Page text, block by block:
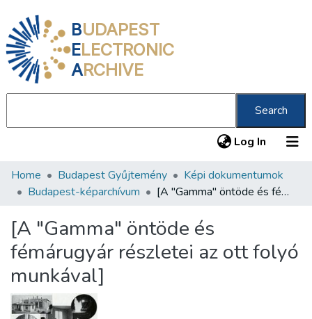
BUDAPEST
ELECTRONIC
ARCHIVE
Search
Log In (current)
Communities & Collections
Statistics
About us
Home Budapest Gyűjtemény
Képi dokumentumok
Budapest-képarchívum
[A "Gamma" öntöde és fémárugyár részletei az ott folyó munkával]
[A "Gamma" öntöde és
fémárugyár részletei az ott folyó
munkával]